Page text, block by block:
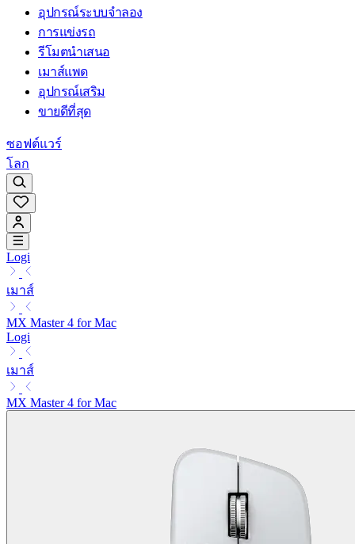
อุปกรณ์ระบบจำลอง
การแข่งรถ
รีโมตนำเสนอ
เมาส์แพด
อุปกรณ์เสริม
ขายดีที่สุด
ซอฟต์แวร์
โลก
Logi
เมาส์
MX Master 4 for Mac
Logi
เมาส์
MX Master 4 for Mac